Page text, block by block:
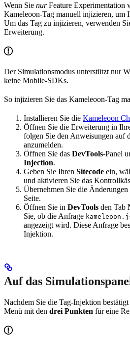
Wenn Sie nurFeature Experimentation
Kameleoon-Tag manuell injizieren, um
Um das Tag zu injizieren, verwenden
Erweiterung.
Der Simulationsmodus unterstützt nur
keine Mobile-SDKs.
So injizieren Sie das Kameleoon-Tag
Installieren Sie die Kameleoon
Öffnen Sie die Erweiterung in
folgen Sie den Anweisungen auf
anzumelden.
Öffnen Sie das DevTools-Panel
Injection.
Geben Sie Ihren Sitecode ein,
und aktivieren Sie das
Übernehmen Sie die
Seite.
Öffnen Sie in DevTools den Tab
Sie, ob die Anfrage
angezeigt wird. Diese Anfrage
Injektion.
Auf das
Nachdem Sie die Tag-Injektion
Menü mit den drei Punkten für eine